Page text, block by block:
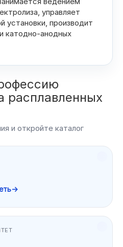
⌄
›
управляет
установки, производит
катодно-анодных
расплавленных
и откройте каталог
→